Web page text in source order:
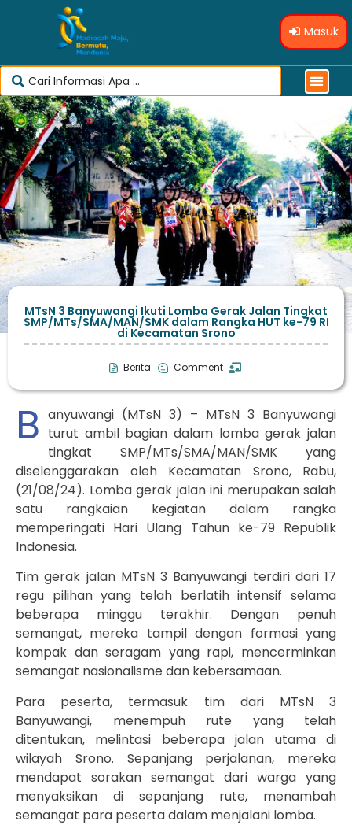
Masuk
MTsN 3 Banyuwangi Ikuti Lomba Gerak Jalan Tingkat
SMP/MTs/SMA/MAN/SMK dalam Rangka HUT ke-79 RI
di Kecamatan Srono
Berita Comment
B anyuwangi (MTsN 3) – MTsN 3 Banyuwangi
turut ambil bagian dalam lomba gerak jalan
tingkat SMP/MTs/SMA/MAN/SMK yang
diselenggarakan oleh Kecamatan Srono, Rabu,
(21/08/24). Lomba gerak jalan ini merupakan salah
satu rangkaian kegiatan dalam rangka
memperingati Hari Ulang Tahun ke-79 Republik
Indonesia.
Tim gerak jalan MTsN 3 Banyuwangi terdiri dari 17
regu pilihan yang telah berlatih intensif selama
beberapa minggu terakhir. Dengan penuh
semangat, mereka tampil dengan formasi yang
kompak dan seragam yang rapi, mencerminkan
semangat nasionalisme dan kebersamaan.
Para peserta, termasuk tim dari MTsN 3
Banyuwangi, menempuh rute yang telah
ditentukan, melintasi beberapa jalan utama di
wilayah Srono. Sepanjang perjalanan, mereka
mendapat sorakan semangat dari warga yang
menyaksikan di sepanjang rute, menambah
semangat para peserta dalam menjalani lomba.